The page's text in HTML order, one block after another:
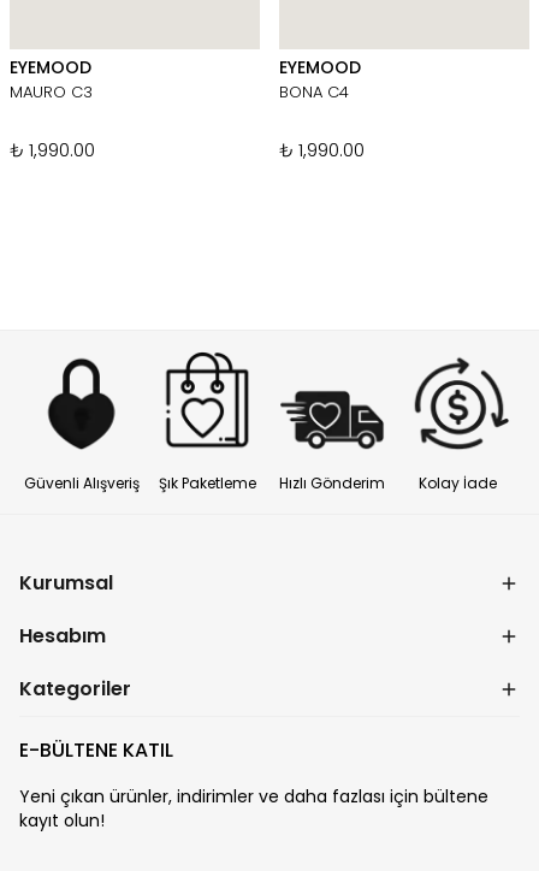
EYEMOOD
MAURO C3
₺ 1,990.00
EYEMOOD
BONA C4
₺ 1,990.00
Güvenli Alışveriş Şık Paketleme Hızlı Gönderim Kolay İade
Kurumsal
Hesabım
Kategoriler
E-BÜLTENE KATIL
Yeni çıkan ürünler, indirimler ve daha fazlası için bültene
kayıt olun!